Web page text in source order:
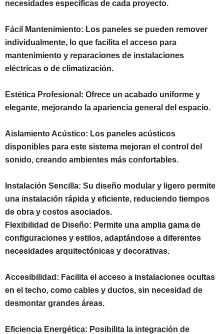
necesidades específicas de cada proyecto.
Fácil Mantenimiento: Los paneles se pueden remover
individualmente, lo que facilita el acceso para
mantenimiento y reparaciones de instalaciones
eléctricas o de climatización.
Estética Profesional: Ofrece un acabado uniforme y
elegante, mejorando la apariencia general del espacio.
Aislamiento Acústico: Los paneles acústicos
disponibles para este sistema mejoran el control del
sonido, creando ambientes más confortables.
Instalación Sencilla: Su diseño modular y ligero permite
una instalación rápida y eficiente, reduciendo tiempos
de obra y costos asociados.
Flexibilidad de Diseño: Permite una amplia gama de
configuraciones y estilos, adaptándose a diferentes
necesidades arquitectónicas y decorativas.
Accesibilidad: Facilita el acceso a instalaciones ocultas
en el techo, como cables y ductos, sin necesidad de
desmontar grandes áreas.
Eficiencia Energética: Posibilita la integración de